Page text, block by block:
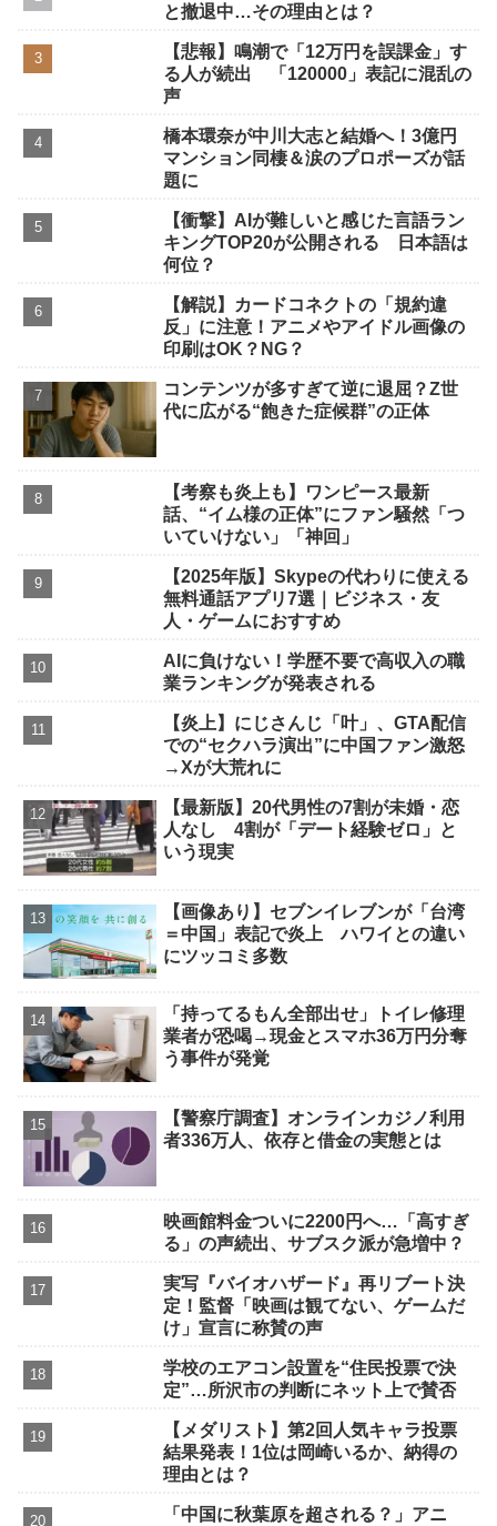
と撤退中…その理由とは？
【悲報】鳴潮で「12万円を誤課金」す
る人が続出 「120000」表記に混乱の
声
橋本環奈が中川大志と結婚へ！3億円
マンション同棲＆涙のプロポーズが話
題に
【衝撃】AIが難しいと感じた言語ラン
キングTOP20が公開される 日本語は
何位？
【解説】カードコネクトの「規約違
反」に注意！アニメやアイドル画像の
印刷はOK？NG？
コンテンツが多すぎて逆に退屈？Z世
代に広がる“飽きた症候群”の正体
【考察も炎上も】ワンピース最新
話、“イム様の正体”にファン騒然「つ
いていけない」「神回」
【2025年版】Skypeの代わりに使える
無料通話アプリ7選｜ビジネス・友
人・ゲームにおすすめ
AIに負けない！学歴不要で高収入の職
業ランキングが発表される
【炎上】にじさんじ「叶」、GTA配信
での“セクハラ演出”に中国ファン激怒
→Xが大荒れに
【最新版】20代男性の7割が未婚・恋
人なし 4割が「デート経験ゼロ」と
いう現実
【画像あり】セブンイレブンが「台湾
＝中国」表記で炎上 ハワイとの違い
にツッコミ多数
「持ってるもん全部出せ」トイレ修理
業者が恐喝→現金とスマホ36万円分奪
う事件が発覚
【警察庁調査】オンラインカジノ利用
者336万人、依存と借金の実態とは
映画館料金ついに2200円へ…「高すぎ
る」の声続出、サブスク派が急増中？
実写『バイオハザード』再リブート決
定！監督「映画は観てない、ゲームだ
け」宣言に称賛の声
学校のエアコン設置を“住民投票で決
定”…所沢市の判断にネット上で賛否
【メダリスト】第2回人気キャラ投票
結果発表！1位は岡崎いるか、納得の
理由とは？
「中国に秋葉原を超される？」アニ